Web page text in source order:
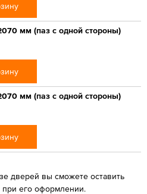
мм (паз с одной стороны)
мм (паз с одной стороны)
дверей вы сможете оставить
при его оформлении.